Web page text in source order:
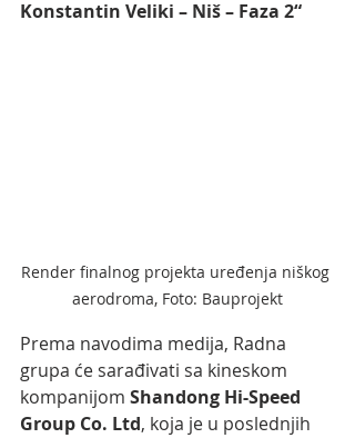
Konstantin Veliki – Niš – Faza 2“
Render finalnog projekta uređenja niškog
aerodroma, Foto: Bauprojekt
Prema navodima medija, Radna
grupa će sarađivati sa kineskom
kompanijom Shandong Hi-Speed
Group Co. Ltd, koja je u poslednjih